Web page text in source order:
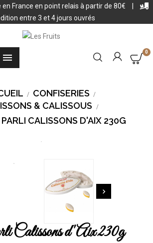
en France en point relais à partir de 80€
entre 3 et 4 jours ouvrés
 0
CONFISERIES
& CALISSOUS
CALISSONS D'AIX 230G

Calissons d'Aix 230g